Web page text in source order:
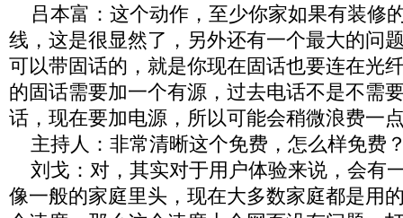
吕本富：这个动作，至少你家如果有装修
线，这是很显然了，另外还有一个最大的问
可以带固话的，就是你现在固话也要连在光
的固话需要加一个有源，过去电话不是不需
话，现在要加电源，所以可能会稍微浪费一
主持人：非常清晰这个免费，怎么样免费
刘戈：对，其实对于用户体验来说，会有
像一般的家庭里头，现在大多数家庭都是用